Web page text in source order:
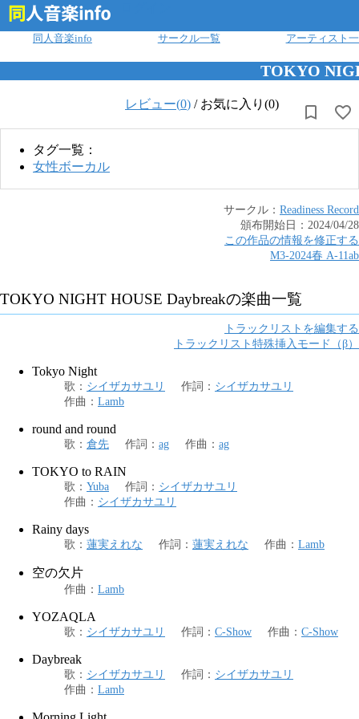
同人音楽info サークル一覧 アーティスト
TOKYO
レビュー(0) / お気に入り(0)
タグ一覧：
女性ボーカル
サークル： Readiness Record
頒布開始日： 2024/04/28
この作品の情報を修正する
M3-2024春 A-11ab
TOKYO NIGHT HOUSE Daybreakの楽曲一覧
トラックリストを編集する
トラックリスト特殊挿入モード（β）
Tokyo Night
歌 ： シイザカサユリ 作詞 ： シイザカサユリ
作曲 ： Lamb
round and round
歌 ： 倉先 作詞 ： ag 作曲 ： ag
TOKYO to RAIN
歌 ： Yuba 作詞 ： シイザカサユリ
作曲 ： シイザカサユリ
Rainy days
歌 ： 蓮実えれな 作詞 ： 蓮実えれな 作曲 ： Lamb
空の欠片
作曲 ： Lamb
YOZAQLA
歌 ： シイザカサユリ 作詞 ： C-Show 作曲 ： C-Show
Daybreak
歌 ： シイザカサユリ 作詞 ： シイザカサユリ
作曲 ： Lamb